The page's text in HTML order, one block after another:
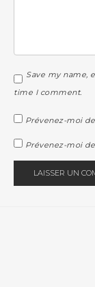
Save my name,
time I comment.
Prévenez-moi
Prévenez-moi